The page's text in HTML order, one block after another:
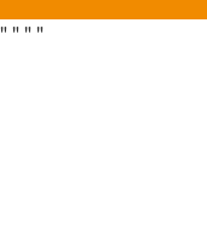
" " " "